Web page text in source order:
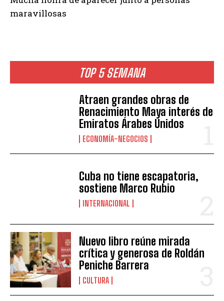
TOP 5 SEMANA
Atraen grandes obras de
Renacimiento Maya interés de
Emiratos Árabes Unidos
ECONOMÍA-NEGOCIOS
Cuba no tiene escapatoria,
sostiene Marco Rubio
INTERNACIONAL
Nuevo libro reúne mirada
crítica y generosa de Roldán
Peniche Barrera
CULTURA
maravillosas